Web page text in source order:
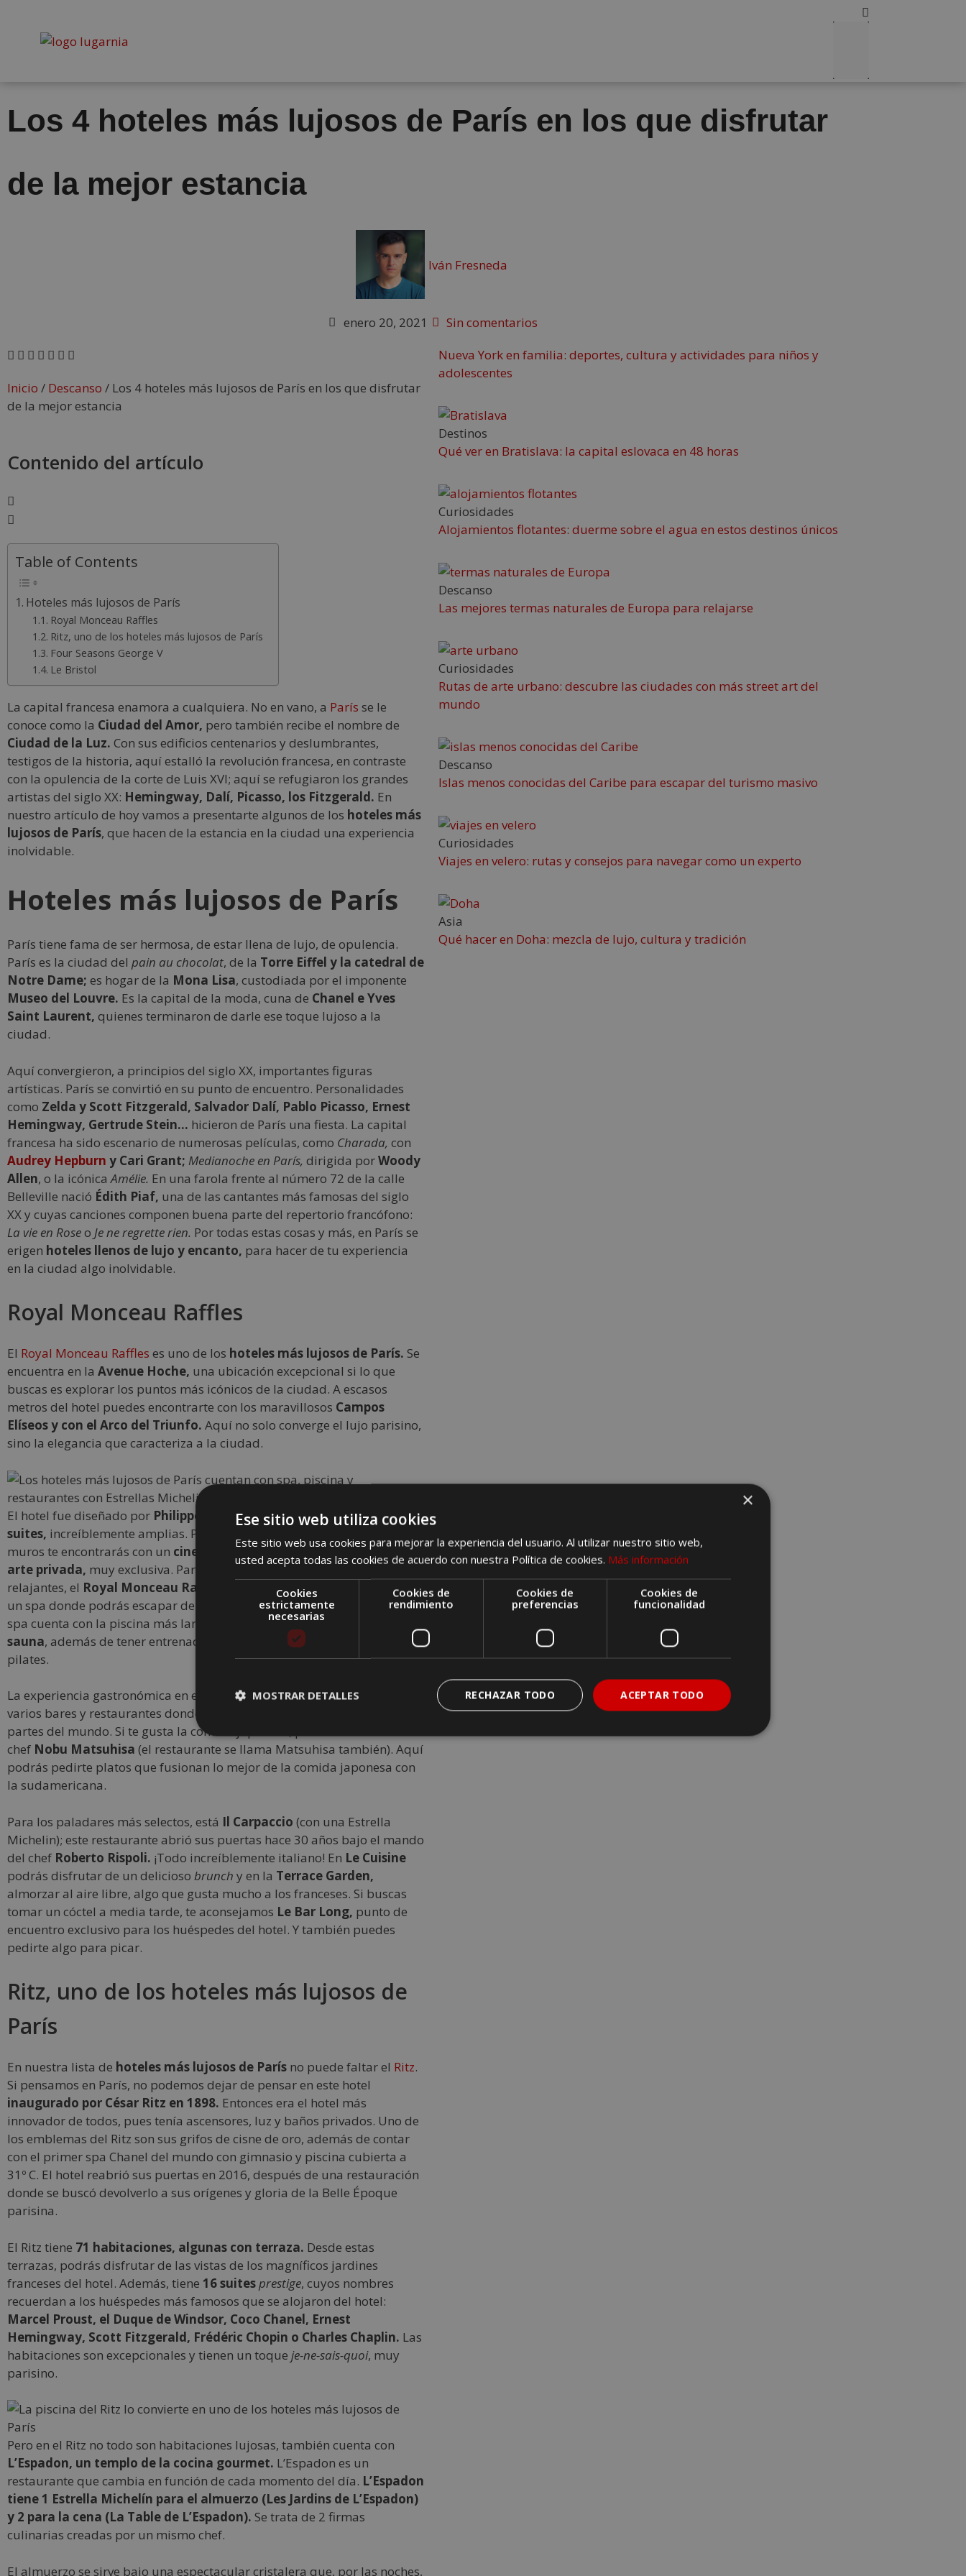
Los 4 hoteles más lujosos de París en los que disfrutar
de la mejor estancia
Iván Fresneda
enero 20, 2021 Sin comentarios
Inicio / Descanso / Los 4 hoteles más lujosos de París en los que disfrutar
de la mejor estancia
Contenido del artículo
Table of Contents
Hoteles más lujosos de París
Royal Monceau Raffles
Ritz, uno de los hoteles más lujosos de París
Four Seasons George V
Le Bristol
La capital francesa enamora a cualquiera. No en vano, a París se le
conoce como la Ciudad del Amor, pero también recibe el nombre de
Ciudad de la Luz. Con sus edificios centenarios y deslumbrantes,
testigos de la historia, aquí estalló la revolución francesa, en contraste
con la opulencia de la corte de Luis XVI; aquí se refugiaron los grandes
artistas del siglo XX: Hemingway, Dalí, Picasso, los Fitzgerald. En
nuestro artículo de hoy vamos a presentarte algunos de los hoteles más
lujosos de París, que hacen de la estancia en la ciudad una experiencia
inolvidable.
Hoteles más lujosos de París
París tiene fama de ser hermosa, de estar llena de lujo, de opulencia.
París es la ciudad del pain au chocolat, de la Torre Eiffel y la catedral de
Notre Dame; es hogar de la Mona Lisa, custodiada por el imponente
Museo del Louvre. Es la capital de la moda, cuna de Chanel e Yves
Saint Laurent, quienes terminaron de darle ese toque lujoso a la
ciudad.
Aquí convergieron, a principios del siglo XX, importantes figuras
artísticas. París se convirtió en su punto de encuentro. Personalidades
como Zelda y Scott Fitzgerald, Salvador Dalí, Pablo Picasso, Ernest
Hemingway, Gertrude Stein… hicieron de París una fiesta. La capital
francesa ha sido escenario de numerosas películas, como Charada, con
Audrey Hepburn y Cari Grant; Medianoche en París, dirigida porWoody
Allen, o la icónica Amélie. En una farola frente al número 72 de la calle
Belleville nació Édith Piaf, una de las cantantes más famosas del siglo
XX y cuyas canciones componen buena parte del repertorio francófono:
La vie en Roseo Je ne regrette rien. Por todas estas cosas y más, en París se
erigen hoteles llenos de lujo y encanto, para hacer de tu experiencia
en la ciudad algo inolvidable.
Royal Monceau Raffles
El Royal Monceau Raffles es uno de los hoteles más lujosos de París. Se
encuentra en la Avenue Hoche, una ubicación excepcional si lo que
buscas es explorar los puntos más icónicos de la ciudad. A escasos
metros del hotel puedes encontrarte con los maravillosos Campos
Elíseos y con el Arco del Triunfo. Aquí no solo converge el lujo parisino,
sino la elegancia que caracteriza a la ciudad.
El hotel fue diseñado por Philippe Starck y tiene 149 habitaciones y
suites, increíblemente amplias. Por si no te parece suficiente, en sus
muros te encontrarás con un cine con 99 butacas y una colección de
arte privada, muy exclusiva. Para los amantes de las experiencias
relajantes, el Royal Monceau Raffles
pone a disposición de los clientes
un spa donde podrás escapar del bullicio parisino. Te contamos que el
spa cuenta con la piscina más larga de un hotel de París,
sauna, además de tener entrenadores personales y clases de yoga y
pilates.
La experiencia gastronómica en este hotel es de otro nivel. Cuenta con
varios bares y restaurantes donde podrás degustar platos de distintas
partes del mundo. Si te gusta la comida japonesa, ponte en manos del
chef Nobu Matsuhisa (el restaurante se llama Matsuhisa también). Aquí
podrás pedirte platos que fusionan lo mejor de la comida japonesa con
la sudamericana.
Para los paladares más selectos, está Il Carpaccio (con una Estrella
Michelin); este restaurante abrió sus puertas hace 30 años bajo el mando
del chef Roberto Rispoli. ¡Todo increíblemente italiano! En Le Cuisine
podrás disfrutar de un delicioso brunch y en la Terrace Garden,
almorzar al aire libre, algo que gusta mucho a los franceses. Si buscas
tomar un cóctel a media tarde, te aconsejamos Le Bar Long, punto de
encuentro exclusivo para los huéspedes del hotel. Y también puedes
pedirte algo para picar.
Ritz, uno de los hoteles más lujosos de
París
En nuestra lista de hoteles más lujosos de París no puede faltar el Ritz.
Si pensamos en París, no podemos dejar de pensar en este hotel
inaugurado por César Ritz en 1898. Entonces era el hotel más
innovador de todos, pues tenía ascensores, luz y baños privados. Uno de
los emblemas del Ritz son sus grifos de cisne de oro, además de contar
con el primer spa Chanel del mundo con gimnasio y piscina cubierta a
31º C. El hotel reabrió sus puertas en 2016, después de una restauración
donde se buscó devolverlo a sus orígenes y gloria de la Belle Époque
parisina.
El Ritz tiene 71 habitaciones, algunas con terraza. Desde estas
terrazas, podrás disfrutar de las vistas de los magníficos jardines
franceses del hotel. Además, tiene 16 suites prestige, cuyos nombres
recuerdan a los huéspedes más famosos que se alojaron del hotel:
Marcel Proust, el Duque de Windsor, Coco Chanel, Ernest
Hemingway, Scott Fitzgerald, Frédéric Chopin o Charles Chaplin. Las
habitaciones son excepcionales y tienen un toque je-ne-sais-quoi, muy
parisino.
Pero en el Ritz no todo son habitaciones lujosas, también cuenta con
L’Espadon, un templo de la cocina gourmet. L’Espadon es un
restaurante que cambia en función de cada momento del día. L’Espadon
tiene 1 Estrella Michelín para el almuerzo (Les Jardins de L’Espadon)
y 2 para la cena (La Table de L’Espadon). Se trata de 2 firmas
culinarias creadas por un mismo chef.
El almuerzo se sirve bajo una espectacular cristalera que, por las noches,
Nueva York en familia: deportes, cultura y actividades para niños y
adolescentes
Destinos
Qué ver en Bratislava: la capital eslovaca en 48 horas
Curiosidades
Alojamientos flotantes: duerme sobre el agua en estos destinos únicos
Descanso
Las mejores termas naturales de Europa para relajarse
Curiosidades
Rutas de arte urbano: descubre las ciudades con más street art del
mundo
Descanso
Islas menos conocidas del Caribe para escapar del turismo masivo
Curiosidades
Viajes en velero: rutas y consejos para navegar como un experto
Asia
Qué hacer en Doha: mezcla de lujo, cultura y tradición
×
Ese sitio web utiliza cookies
Este sitio web usa cookies para mejorar la experiencia del usuario. Al utilizar nuestro sitio web,
usted acepta todas las cookies de acuerdo con nuestra Política de cookies. Más información
Cookies
estrictamente
necesarias
Cookies de
rendimiento
Cookies de
preferencias
Cookies de
funcionalidad
ACEPTAR TODO
RECHAZAR TODO
MOSTRAR DETALLES